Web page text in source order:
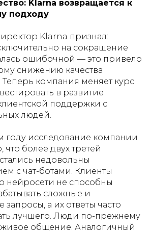
Klarna возвращается к
подходу
Klarna признал:
на сокращение
ошибочной — это привело
снижению качества
компания меняет курс
в развитие
поддержки с
людей.
исследование компании
что более двух третей
недовольны
с чат-ботами. Клиенты
нейросети не способны
сложные и
запросы, а их ответы часто
лучшего. Люди по-прежнему
общение. Аналогичный